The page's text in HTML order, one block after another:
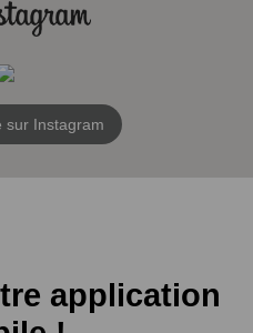
sur Instagram
application